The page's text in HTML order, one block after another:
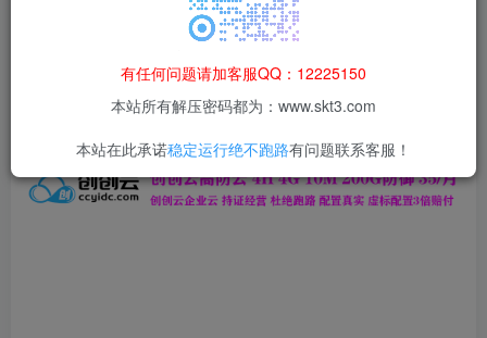
本站资源仅用于学习交流，禁止商业运营与违法、侵权
果由使用者自行承担。
有任何问题请加客服QQ：12225150
本站所有解压密码都为：www.skt3.com
本站在此承诺稳定运行绝不跑路有问题联系客服！